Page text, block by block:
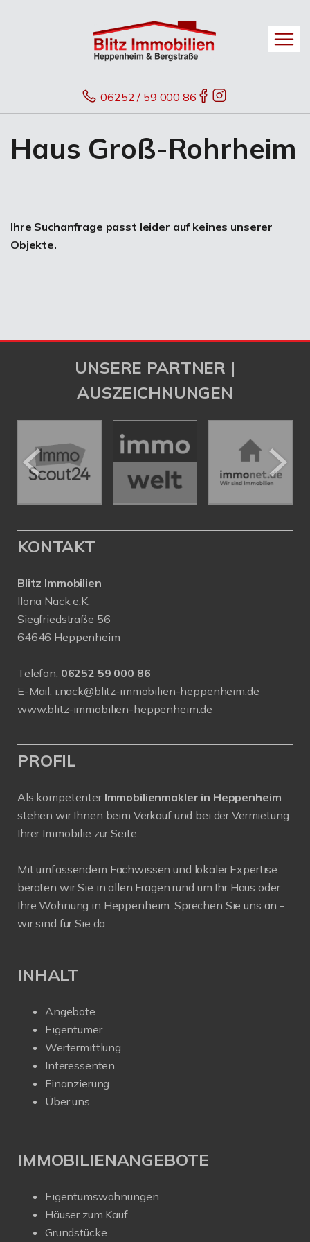
06252 / 59 000 86
Haus Groß-Rohrheim
Ihre Suchanfrage passt leider auf keines unserer
Objekte.
UNSERE PARTNER |
AUSZEICHNUNGEN
KONTAKT
Blitz Immobilien
Ilona Nack e.K.
Siegfriedstraße 56
64646 Heppenheim
Telefon: 06252 59 000 86
E-Mail: i.nack@blitz-immobilien-heppenheim.de
www.blitz-immobilien-heppenheim.de
PROFIL
Als kompetenter Immobilienmakler in Heppenheim
stehen wir Ihnen beim Verkauf und bei der Vermietung
Ihrer Immobilie zur Seite.
Mit umfassendem Fachwissen und lokaler Expertise
beraten wir Sie in allen Fragen rund um Ihr Haus oder
Ihre Wohnung in Heppenheim. Sprechen Sie uns an -
wir sind für Sie da.
INHALT
Angebote
Eigentümer
Wertermittlung
Interessenten
Finanzierung
Über uns
IMMOBILIENANGEBOTE
Eigentumswohnungen
Häuser zum Kauf
Grundstücke